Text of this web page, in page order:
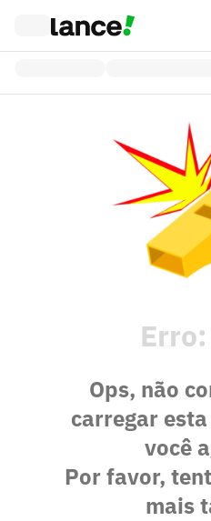
Erro:
Ops, não
carregar
você
Por favor,
mais